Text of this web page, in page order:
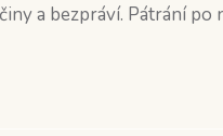
a bezpráví. Pátrání